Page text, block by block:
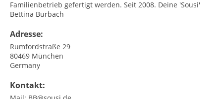
Familienbetrieb gefertigt werden. Seit 2008. Deine 'Sousi'
Bettina Burbach
Adresse:
Rumfordstraße 29
80469 München
Germany
Kontakt: